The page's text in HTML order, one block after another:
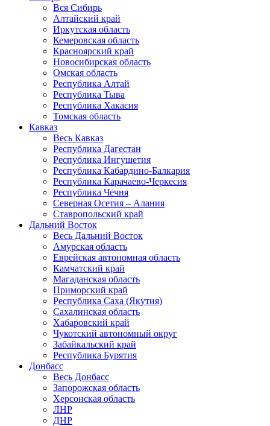
Вся Сибирь
Алтайский край
Иркутская область
Кемеровская область
Красноярский край
Новосибирская область
Омская область
Республика Алтай
Республика Тыва
Республика Хакасия
Томская область
Кавказ
Весь Кавказ
Республика Дагестан
Республика Ингушетия
Республика Кабардино-Балкария
Республика Карачаево-Черкесия
Республика Чечня
Северная Осетия – Алания
Ставропольский край
Дальний Восток
Весь Дальний Восток
Амурская область
Еврейская автономная область
Камчатский край
Магаданская область
Приморский край
Республика Саха (Якутия)
Сахалинская область
Хабаровский край
Чукотский автономный округ
Забайкальский край
Республика Бурятия
Донбасс
Весь Донбасс
Запорожская область
Херсонская область
ЛНР
ДНР